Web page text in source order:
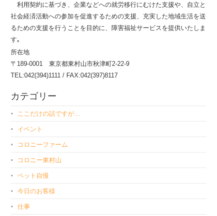
利用契約に基づき、企業などへの就労移行にむけた支援や、自立と
社会経済活動への参加を促進するための支援、充実した地域生活を送
るための支援を行うことを目的に、障害福祉サービスを提供いたしま
す｡
所在地
〒189-0001 東京都東村山市秋津町2-22-9
TEL:042(394)1111 / FAX:042(397)8117
カテゴリー
ここだけの話ですが…
イベント
コロニーファーム
コロニー東村山
ペット自慢
今日のお客様
仕事